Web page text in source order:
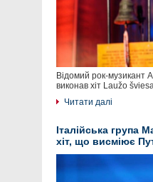
Відомий рок-музикант
виконав хіт Laužo
Читати далі
Італійська група
хіт, що висміює